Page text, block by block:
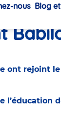
nous Blog
ont rejoint